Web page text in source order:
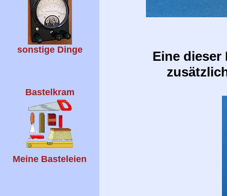
sonstige Dinge
Bastelkram
Meine Basteleien
Eine dieser